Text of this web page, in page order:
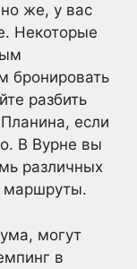
же, у вас
Некоторые
бронировать
разбить
если
В Вурне вы
различных
маршруты.
могут
в